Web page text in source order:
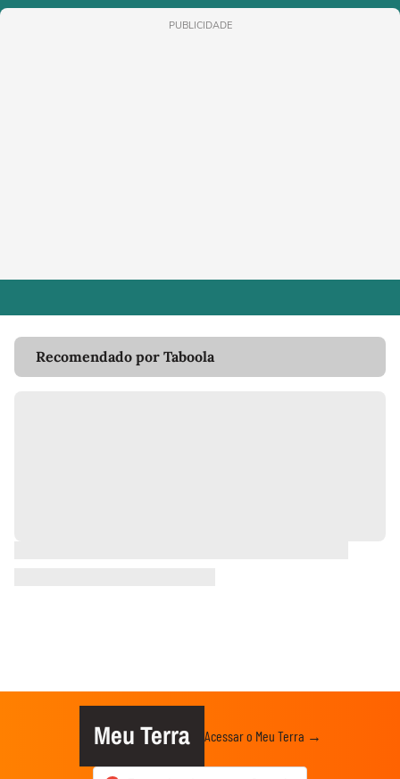
PUBLICIDADE
Recomendado por Taboola
Meu Terra Acessar o Meu Terra →